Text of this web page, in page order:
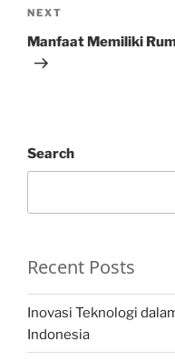
Next
Post
NEXT
Manfaat Memiliki
Search
Recent Posts
Inovasi Teknologi
Indonesia